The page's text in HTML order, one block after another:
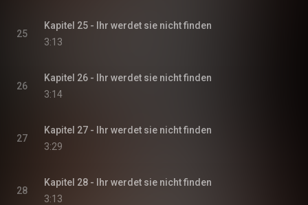
25
Kapitel 25 - Ihr werdet sie nicht finden
3:13
26
Kapitel 26 - Ihr werdet sie nicht finden
3:14
27
Kapitel 27 - Ihr werdet sie nicht finden
3:29
28
Kapitel 28 - Ihr werdet sie nicht finden
3:13